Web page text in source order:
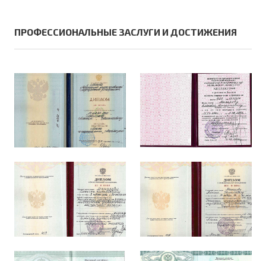
ПРОФЕССИОНАЛЬНЫЕ ЗАСЛУГИ И ДОСТИЖЕНИЯ